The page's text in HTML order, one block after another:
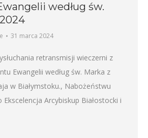
według św.
31 marca 2024
retransmisji wieczerni z
Ewangelii według św. Marka z
w Białymstoku., Nabożeństwu
Ekscelencja Arcybiskup Białostocki i